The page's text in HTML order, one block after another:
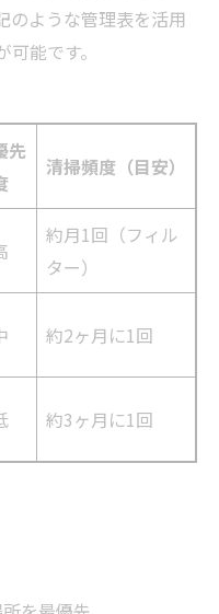
のような管理表を活用
能です。
先
清掃頻度（目安）
約月1回（フィル
ター）
約2ヶ月に1回
約3ヶ月に1回